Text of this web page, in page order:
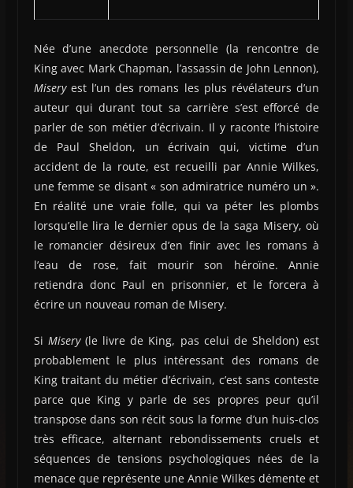
Née d’une anecdote personnelle (la rencontre de
King avec Mark Chapman, l’assassin de John Lennon),
Miseryest l’un des romans les plus révélateurs d’un
auteur qui durant tout sa carrière s’est efforcé de
parler de son métier d’écrivain. Il y raconte l’histoire
de Paul Sheldon, un écrivain qui, victime d’un
accident de la route, est recueilli par Annie Wilkes,
une femme se disant « son admiratrice numéro un ».
En réalité une vraie folle, qui va péter les plombs
lorsqu’elle lira le dernier opus de la saga Misery, où
le romancier désireux d’en finir avec les romans à
l’eau de rose, fait mourir son héroïne. Annie
retiendra donc Paul en prisonnier, et le forcera à
écrire un nouveau roman de Misery.
Si Misery(le livre de King, pas celui de Sheldon) est
probablement le plus intéressant des romans de
King traitant du métier d’écrivain, c’est sans conteste
parce que King y parle de ses propres peur qu’il
transpose dans son récit sous la forme d’un huis-clos
très efficace, alternant rebondissements cruels et
séquences de tensions psychologiques nées de la
menace que représente une Annie Wilkes démente et